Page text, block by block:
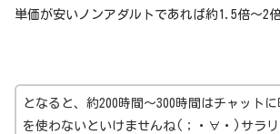
単価が安いノンアダルトであれば約1.5倍～2
となると、約200時間～300時間はチャットに
を使わないといけませんね(；・∀・)サラリ